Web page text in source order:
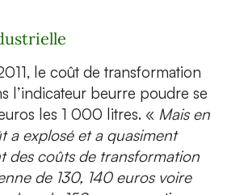
le coût de transformation
l’indicateur beurre poudre se
les 1 000 litres. « Mais en
a explosé et a quasiment
des coûts de transformation
de 130, 140 euros voire